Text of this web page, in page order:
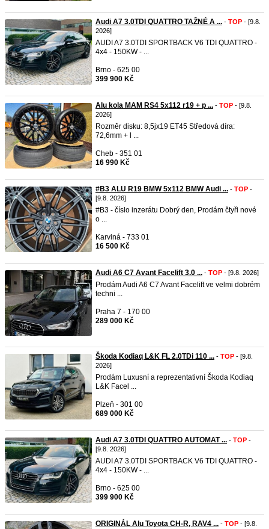
Audi A7 3.0TDI QUATTRO TAŽNÉ A ... - TOP - [9.8.
2026]
AUDI A7 3.0TDI SPORTBACK V6 TDI QUATTRO -
4x4 - 150KW - ...
Brno - 625 00
399 900 Kč
Alu kola MAM RS4 5x112 r19 + p ... - TOP - [9.8.
2026]
Rozměr disku: 8,5jx19 ET45 Středová díra:
72,6mm + l ...
Cheb - 351 01
16 990 Kč
#B3 ALU R19 BMW 5x112 BMW Audi ... - TOP -
[9.8. 2026]
#B3 - číslo inzerátu Dobrý den, Prodám čtyři nové
o ...
Karviná - 733 01
16 500 Kč
Audi A6 C7 Avant Facelift 3.0 ... - TOP - [9.8. 2026]
Prodám Audi A6 C7 Avant Facelift ve velmi dobrém
techni ...
Praha 7 - 170 00
289 000 Kč
Škoda Kodiaq L&K FL 2.0TDi 110 ... - TOP - [9.8.
2026]
Prodám Luxusní a reprezentativní Škoda Kodiaq
L&K Facel ...
Plzeň - 301 00
689 000 Kč
Audi A7 3.0TDI QUATTRO AUTOMAT ... - TOP -
[9.8. 2026]
AUDI A7 3.0TDI SPORTBACK V6 TDI QUATTRO -
4x4 - 150KW - ...
Brno - 625 00
399 900 Kč
ORIGINÁL Alu Toyota CH-R, RAV4 ... - TOP - [9.8.